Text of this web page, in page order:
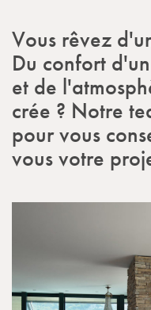
Vous rêvez
Du confort
et de
crée ? Notre
pour vous
vous votre